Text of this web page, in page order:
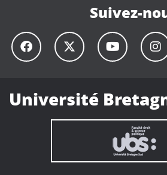
Suivez-
Université